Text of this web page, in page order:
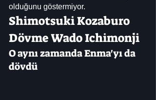
olduğunu göstermiyor.
Shimotsuki Kozaburo
Dövme Wado Ichimonji
O aynı zamanda Enma'yı da
dövdü